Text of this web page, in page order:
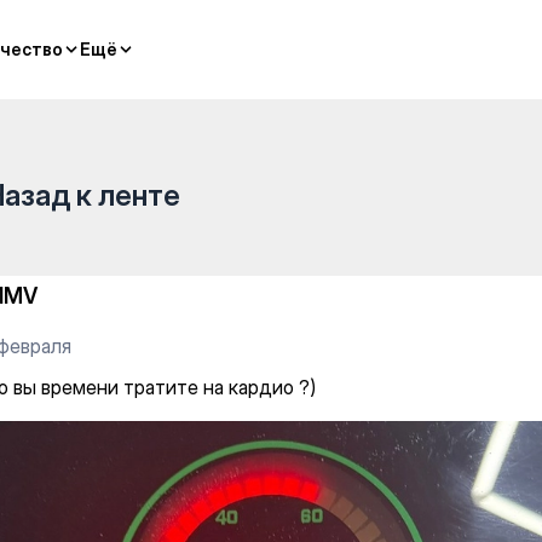
Ещё
Ещё
кардио ?)
к ленте
вы времени тратите на кардио ?)